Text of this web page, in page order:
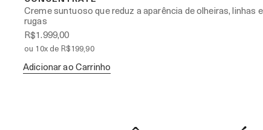
Creme suntuoso que reduz a aparência de olheiras, linhas e
rugas
R$1.999,00
ou 10x de R$199,90
Adicionar ao Carrinho